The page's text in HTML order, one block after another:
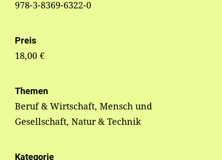
978-3-8369-6322-0
Preis
18,00 €
Themen
Beruf & Wirtschaft, Mensch und
Gesellschaft, Natur & Technik
Kategorie